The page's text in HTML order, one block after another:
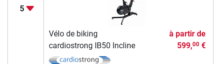
5
Vélo de biking
cardiostrong IB50 Incline
à partir de
599,00€